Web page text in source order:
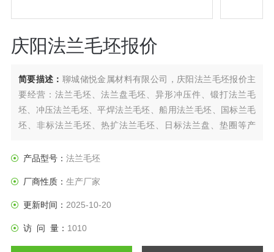
庆阳法兰毛坯报价
简要描述： 聊城储悦金属材料有限公司，庆阳法兰毛坯报价主
要经营：法兰毛坯、法兰盘毛坯、异形冲压件、锻打法兰毛
坯、冲压法兰毛坯、平焊法兰毛坯、船用法兰毛坯、国标兰毛
坯、非标法兰毛坯、热扩法兰毛坯、日标法兰盘、垫圈等产
产品型号： 法兰毛坯
厂商性质： 生产厂家
更新时间： 2025-10-20
访 问 量： 1010